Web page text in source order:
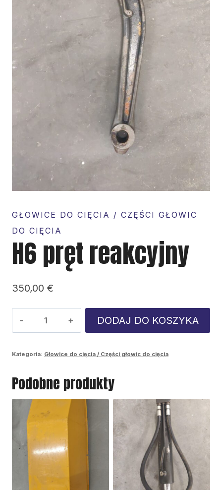
GŁOWICE DO CIĘCIA / CZĘŚCI GŁOWIC
DO CIĘCIA
H6 pręt reakcyjny
350,00 €
H6
DODAJ DO KOSZYKA
Kategoria: Głowice do cięcia / Części głowic do cięcia
Podobne produkty